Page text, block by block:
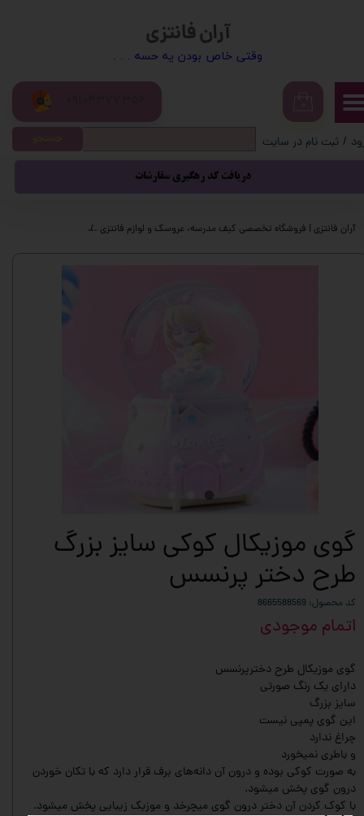
آران فانتزی
​​وقتی خاص بودن یه حسه . . .
/ ثبت نام در سایت
سفارشات
خروج از حساب کاربری
دریافت کد رهگیری سفارشات
جستجو
آران فانتزی | فروشگاه تخصصی کیف مدرسه، عروسک و لوازم فانتزی
گوی موزیکال کوکی سایز بزرگ
طرح دختر پرنسس
کد محصول: 8665588569
اتمام موجودی
گوی موزیکال طرح دخترپرنسس
دارای یک رنگ صورتی
سایز بزرگ
این گوی پمپی نیست
چراغ ندارد
و باطری نمیخورد
به صورت کوکی بوده و درون آن دانه‌های برف قرار دارد که با تکان خوردن
درون گوی پخش میشود.
با کوک کردن آن دختر درون گوی میچرخد و موزیک زیبایی پخش میشود.